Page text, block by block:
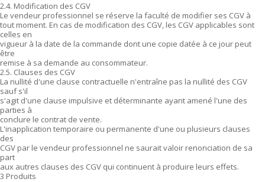
2.4. Modification des CGV
Le vendeur professionnel se réserve la faculté de modifier ses CGV à
tout moment. En cas de modification des CGV, les CGV applicables sont
celles en
vigueur à la date de la commande dont une copie datée à ce jour peut
être
remise à sa demande au consommateur.
2.5. Clauses des CGV
La nullité d'une clause contractuelle n'entraîne pas la nullité des CGV
sauf s'il
s'agit d'une clause impulsive et déterminante ayant amené l'une des
parties à
conclure le contrat de vente.
L'inapplication temporaire ou permanente d'une ou plusieurs clauses
des
CGV par le vendeur professionnel ne saurait valoir renonciation de sa
part
aux autres clauses des CGV qui continuent à produire leurs effets.
3 Produits